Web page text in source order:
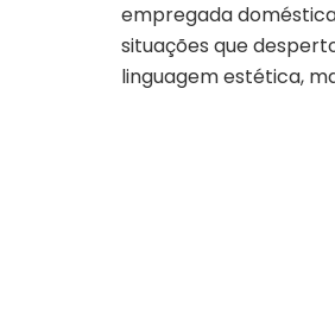
empregada
situações que
linguagem estética,